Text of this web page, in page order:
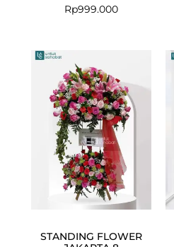
Rp999.000
STANDING FLOWER